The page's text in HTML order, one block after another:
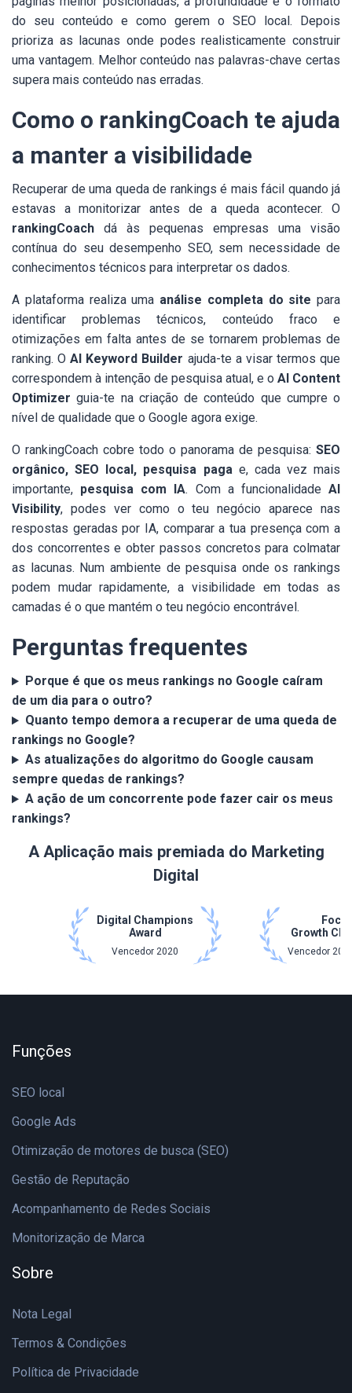
do seu conteúdo e como gerem o SEO local. Depois
prioriza as lacunas onde podes realisticamente construir
uma vantagem. Melhor conteúdo nas palavras-chave certas
supera mais conteúdo nas erradas.
Como o rankingCoach te ajuda
a manter a visibilidade
Recuperar de uma queda de rankings é mais fácil quando já
estavas a monitorizar antes de a queda acontecer. O
rankingCoach dá às pequenas empresas uma visão
contínua do seu desempenho SEO, sem necessidade de
conhecimentos técnicos para interpretar os dados.
A plataforma realiza uma análise completa do site para
identificar problemas técnicos, conteúdo fraco e
otimizações em falta antes de se tornarem problemas de
ranking. OAI Keyword Builder ajuda-te a visar termos que
correspondem à intenção de pesquisa atual, e o AI Content
Optimizer guia-te na criação de conteúdo que cumpre o
nível de qualidade que o Google agora exige.
O rankingCoach cobre todo o panorama de pesquisa: SEO
orgânico, SEO local, pesquisa pagae, cada vez mais
importante, pesquisa com IA. Com a funcionalidadeAI
Visibility, podes ver como o teu negócio aparece nas
respostas geradas por IA, comparar a tua presença com a
dos concorrentes e obter passos concretos para colmatar
as lacunas. Num ambiente de pesquisa onde os rankings
podem mudar rapidamente, a visibilidade em todas as
camadas é o que mantém o teu negócio encontrável.
Perguntas frequentes
Porque é que os meus rankings no Google caíram
de um dia para o outro?
Quanto tempo demora a recuperar de uma queda de
rankings no Google?
As atualizações do algoritmo do Google causam
sempre quedas de rankings?
A ação de um concorrente pode fazer cair os meus
rankings?
A Aplicação mais premiada do Marketing
Digital
Digital Champions
Award
Vencedor 2020
Growth
Vencedor
Funções
SEO local
Google Ads
Otimização de motores de busca (SEO)
Gestão de Reputação
Acompanhamento de Redes Sociais
Monitorização de Marca
Sobre
Nota Legal
Termos & Condições
Política de Privacidade